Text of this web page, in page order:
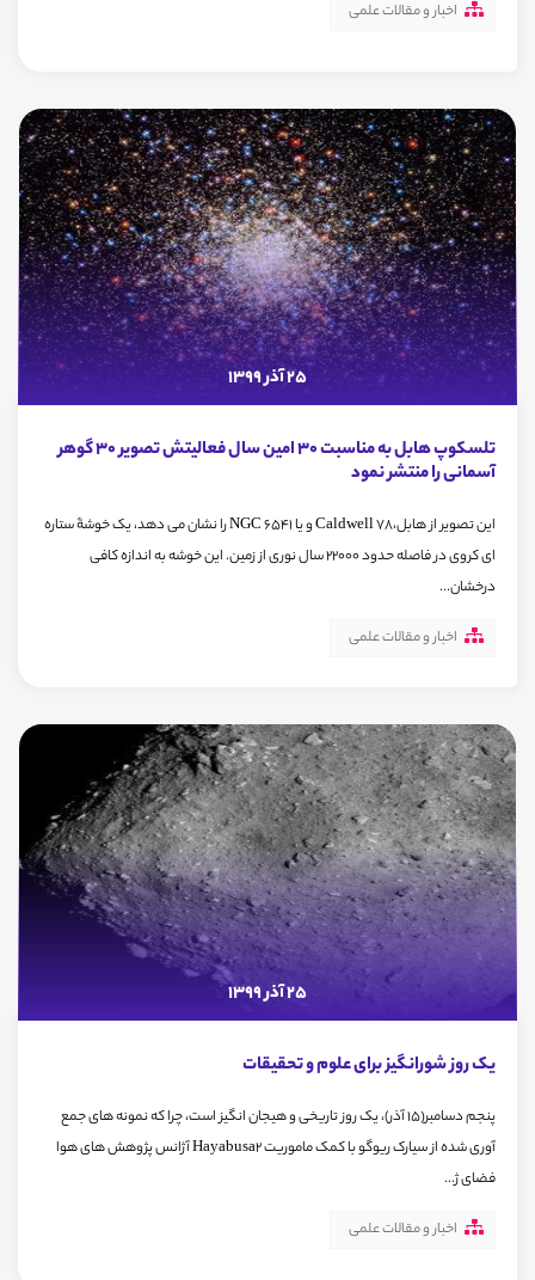
اخبار و مقالات علمی
25 آذر 1399
تلسکوپ هابل به مناسبت 30 امین سال فعالیتش تصویر 30 گوهر
آسمانی را منتشر نمود
این تصویر از هابل،Caldwell 78 و یا NGC 6541 را نشان می دهد، یک خوشۀ ستاره
ای کروی در فاصله حدود 22000 سال نوری از زمین. این خوشه به اندازه کافی
درخشان...
اخبار و مقالات علمی
25 آذر 1399
یک روز شورانگیز برای علوم و تحقیقات
پنجم دسامبر(15 آذر)، یک روز تاریخی و هیجان انگیز است، چرا که نمونه های جمع
آوری شده از سیارک ریوگو با کمک ماموریت Hayabusa2 آژانس پژوهش های هوا
فضای ژ...
اخبار و مقالات علمی